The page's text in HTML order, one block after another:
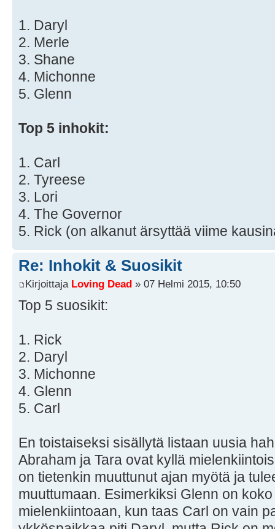
1. Daryl
2. Merle
3. Shane
4. Michonne
5. Glenn
Top 5 inhokit:
1. Carl
2. Tyreese
3. Lori
4. The Governor
5. Rick (on alkanut ärsyttää viime
Re: Inhokit & Suosikit
Kirjoittaja Loving Dead » 07 Helmi 2015, 10:50
Top 5 suosikit:
1. Rick
2. Daryl
3. Michonne
4. Glenn
5. Carl
En toistaiseksi sisällytä listaan uusia
Abraham ja Tara ovat kyllä
on tietenkin muuttunut ajan myötä ja
muuttumaan. Esimerkiksi Glenn on
mielenkiintoaan, kun taas Carl on vain